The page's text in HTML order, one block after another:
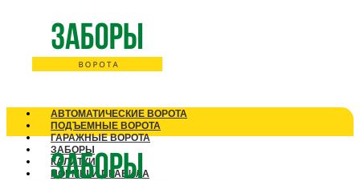
АВТОМАТИЧЕСКИЕ ВОРОТА
ПОДЪЕМНЫЕ ВОРОТА
ГАРАЖНЫЕ ВОРОТА
ЗАБОРЫ
КАЛИТКИ
НОРМЫ И ПРАВИЛА